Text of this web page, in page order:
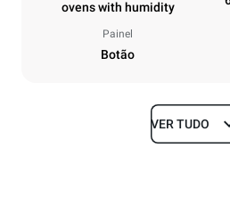
ovens with humidity
Painel
Botão
Dimensões
VER TUDO